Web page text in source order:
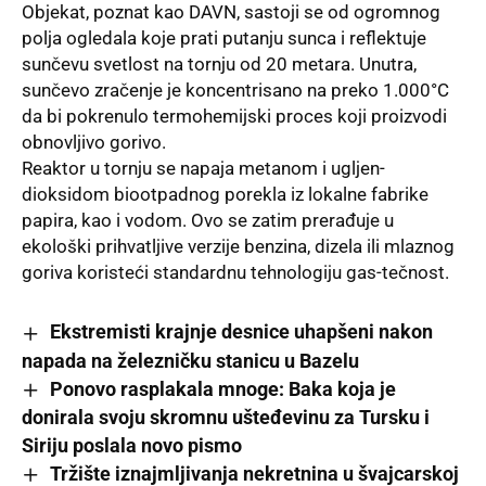
Objekat, poznat kao DAVN, sastoji se od ogromnog
polja ogledala koje prati putanju sunca i reflektuje
sunčevu svetlost na tornju od 20 metara. Unutra,
sunčevo zračenje je koncentrisano na preko 1.000°C
da bi pokrenulo termohemijski proces koji proizvodi
obnovljivo gorivo.
Reaktor u tornju se napaja metanom i ugljen-
dioksidom biootpadnog porekla iz lokalne fabrike
papira, kao i vodom. Ovo se zatim prerađuje u
ekološki prihvatljive verzije benzina, dizela ili mlaznog
goriva koristeći standardnu tehnologiju gas-tečnost.
Ekstremisti krajnje desnice uhapšeni nakon
napada na železničku stanicu u Bazelu
Ponovo rasplakala mnoge: Baka koja je
donirala svoju skromnu ušteđevinu za Tursku i
Siriju poslala novo pismo
Tržište iznajmljivanja nekretnina u švajcarskoj